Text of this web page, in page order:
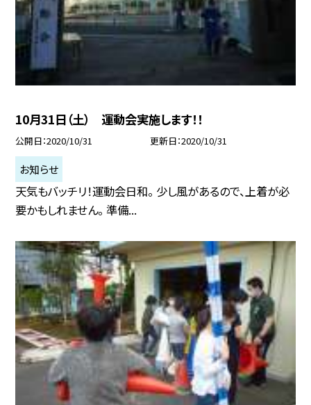
10月31日（土） 運動会実施します！！
公開日 2020/10/31 更新日 2020/10/31
お知らせ
天気もバッチリ！運動会日和。 少し風があるので、上着が必
要かもしれません。 準備...